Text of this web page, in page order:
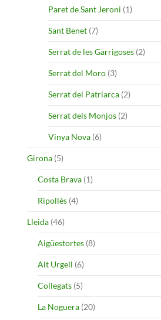
Paret de Sant Jeroni (1)
Sant Benet (7)
Serrat de les Garrigoses (2)
Serrat del Moro (3)
Serrat del Patriarca (2)
Serrat dels Monjos (2)
Vinya Nova (6)
Girona (5)
Costa Brava (1)
Ripollès (4)
Lleida (46)
Aigüestortes (8)
Alt Urgell (6)
Collegats (5)
La Noguera (20)